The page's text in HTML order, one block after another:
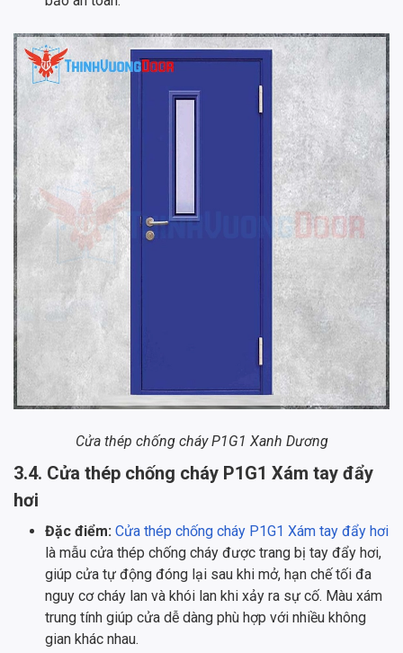
Cửa thép chống cháy P1G1 Xanh Dương
3.4. Cửa thép chống cháy P1G1 Xám tay đẩy
hơi
Đặc điểm: Cửa thép chống cháy P1G1 Xám tay đẩy hơi
là mẫu cửa thép chống cháy được trang bị tay đẩy hơi,
giúp cửa tự động đóng lại sau khi mở, hạn chế tối đa
nguy cơ cháy lan và khói lan khi xảy ra sự cố. Màu xám
trung tính giúp cửa dễ dàng phù hợp với nhiều không
gian khác nhau.